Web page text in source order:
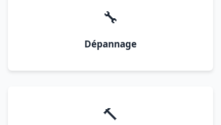
🔧
Dépannage
🔨